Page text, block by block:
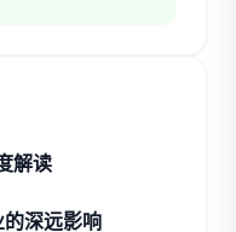
解读
深远影响